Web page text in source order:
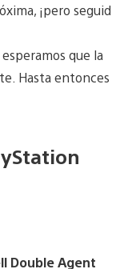
¡pero seguid
que la
Hasta entonces
Double Agent